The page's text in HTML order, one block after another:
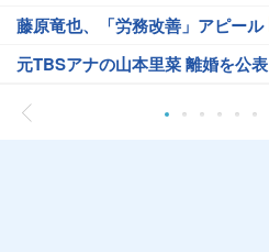
藤原竜也、「労務改善」アピール
元TBSアナの山本里菜 離婚を公表